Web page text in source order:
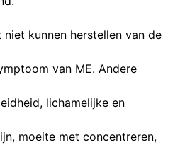
kunnen herstellen van de
van ME. Andere
lichamelijke en
moeite met concentreren,